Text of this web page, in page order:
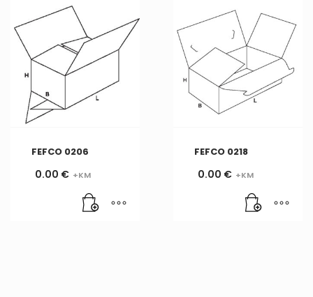
FEFCO 0206
0.00 €
FEFCO 0218
0.00 €